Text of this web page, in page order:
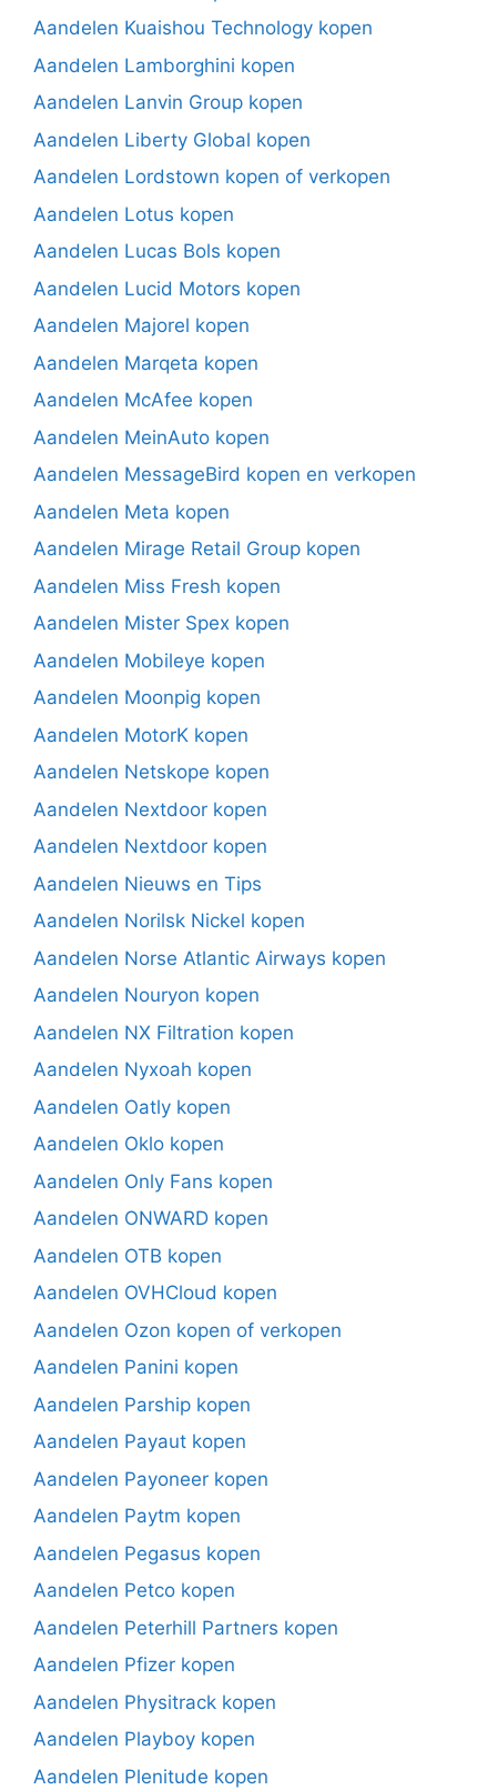
Aandelen Kuaishou Technology kopen
Aandelen Lamborghini kopen
Aandelen Lanvin Group kopen
Aandelen Liberty Global kopen
Aandelen Lordstown kopen of verkopen
Aandelen Lotus kopen
Aandelen Lucas Bols kopen
Aandelen Lucid Motors kopen
Aandelen Majorel kopen
Aandelen Marqeta kopen
Aandelen McAfee kopen
Aandelen MeinAuto kopen
Aandelen MessageBird kopen en verkopen
Aandelen Meta kopen
Aandelen Mirage Retail Group kopen
Aandelen Miss Fresh kopen
Aandelen Mister Spex kopen
Aandelen Mobileye kopen
Aandelen Moonpig kopen
Aandelen MotorK kopen
Aandelen Netskope kopen
Aandelen Nextdoor kopen
Aandelen Nextdoor kopen
Aandelen Nieuws en Tips
Aandelen Norilsk Nickel kopen
Aandelen Norse Atlantic Airways kopen
Aandelen Nouryon kopen
Aandelen NX Filtration kopen
Aandelen Nyxoah kopen
Aandelen Oatly kopen
Aandelen Oklo kopen
Aandelen Only Fans kopen
Aandelen ONWARD kopen
Aandelen OTB kopen
Aandelen OVHCloud kopen
Aandelen Ozon kopen of verkopen
Aandelen Panini kopen
Aandelen Parship kopen
Aandelen Payaut kopen
Aandelen Payoneer kopen
Aandelen Paytm kopen
Aandelen Pegasus kopen
Aandelen Petco kopen
Aandelen Peterhill Partners kopen
Aandelen Pfizer kopen
Aandelen Physitrack kopen
Aandelen Playboy kopen
Aandelen Plenitude kopen